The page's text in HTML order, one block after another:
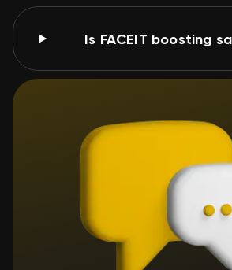
Is FACEIT boosting